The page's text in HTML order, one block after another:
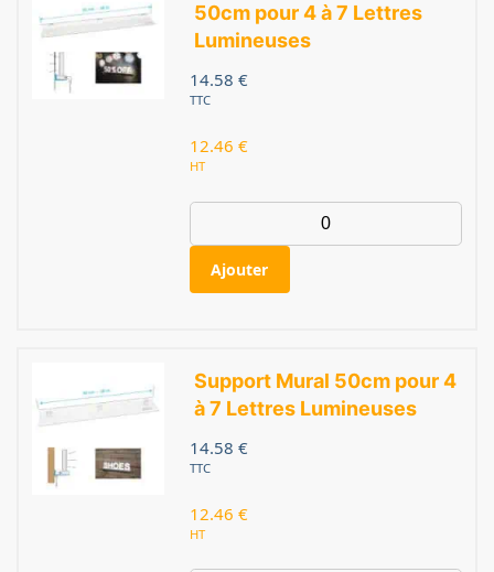
50cm pour 4 à 7 Lettres
Lumineuses
14.58 €
TTC
12.46 €
HT
Ajouter
Support Mural 50cm pour 4
à 7 Lettres Lumineuses
14.58 €
TTC
12.46 €
HT